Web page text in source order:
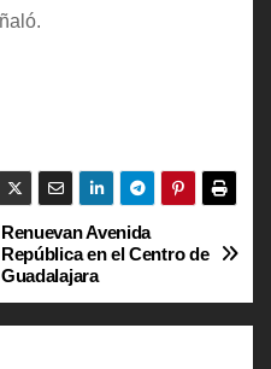
Renuevan Avenida
República en el Centro de
Guadalajara